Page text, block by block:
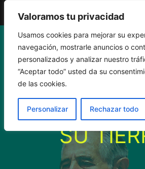
Valoramos tu privacidad
Usamos cookies para mejorar su
navegación, mostrarle anuncios o
personalizados y analizar nuestro
“Aceptar todo” usted da su
de las cookies.
Personalizar Rechazar todo
Saltar
contenido
PANCHO
YA ES
SU
El Gaiteru de Llonin